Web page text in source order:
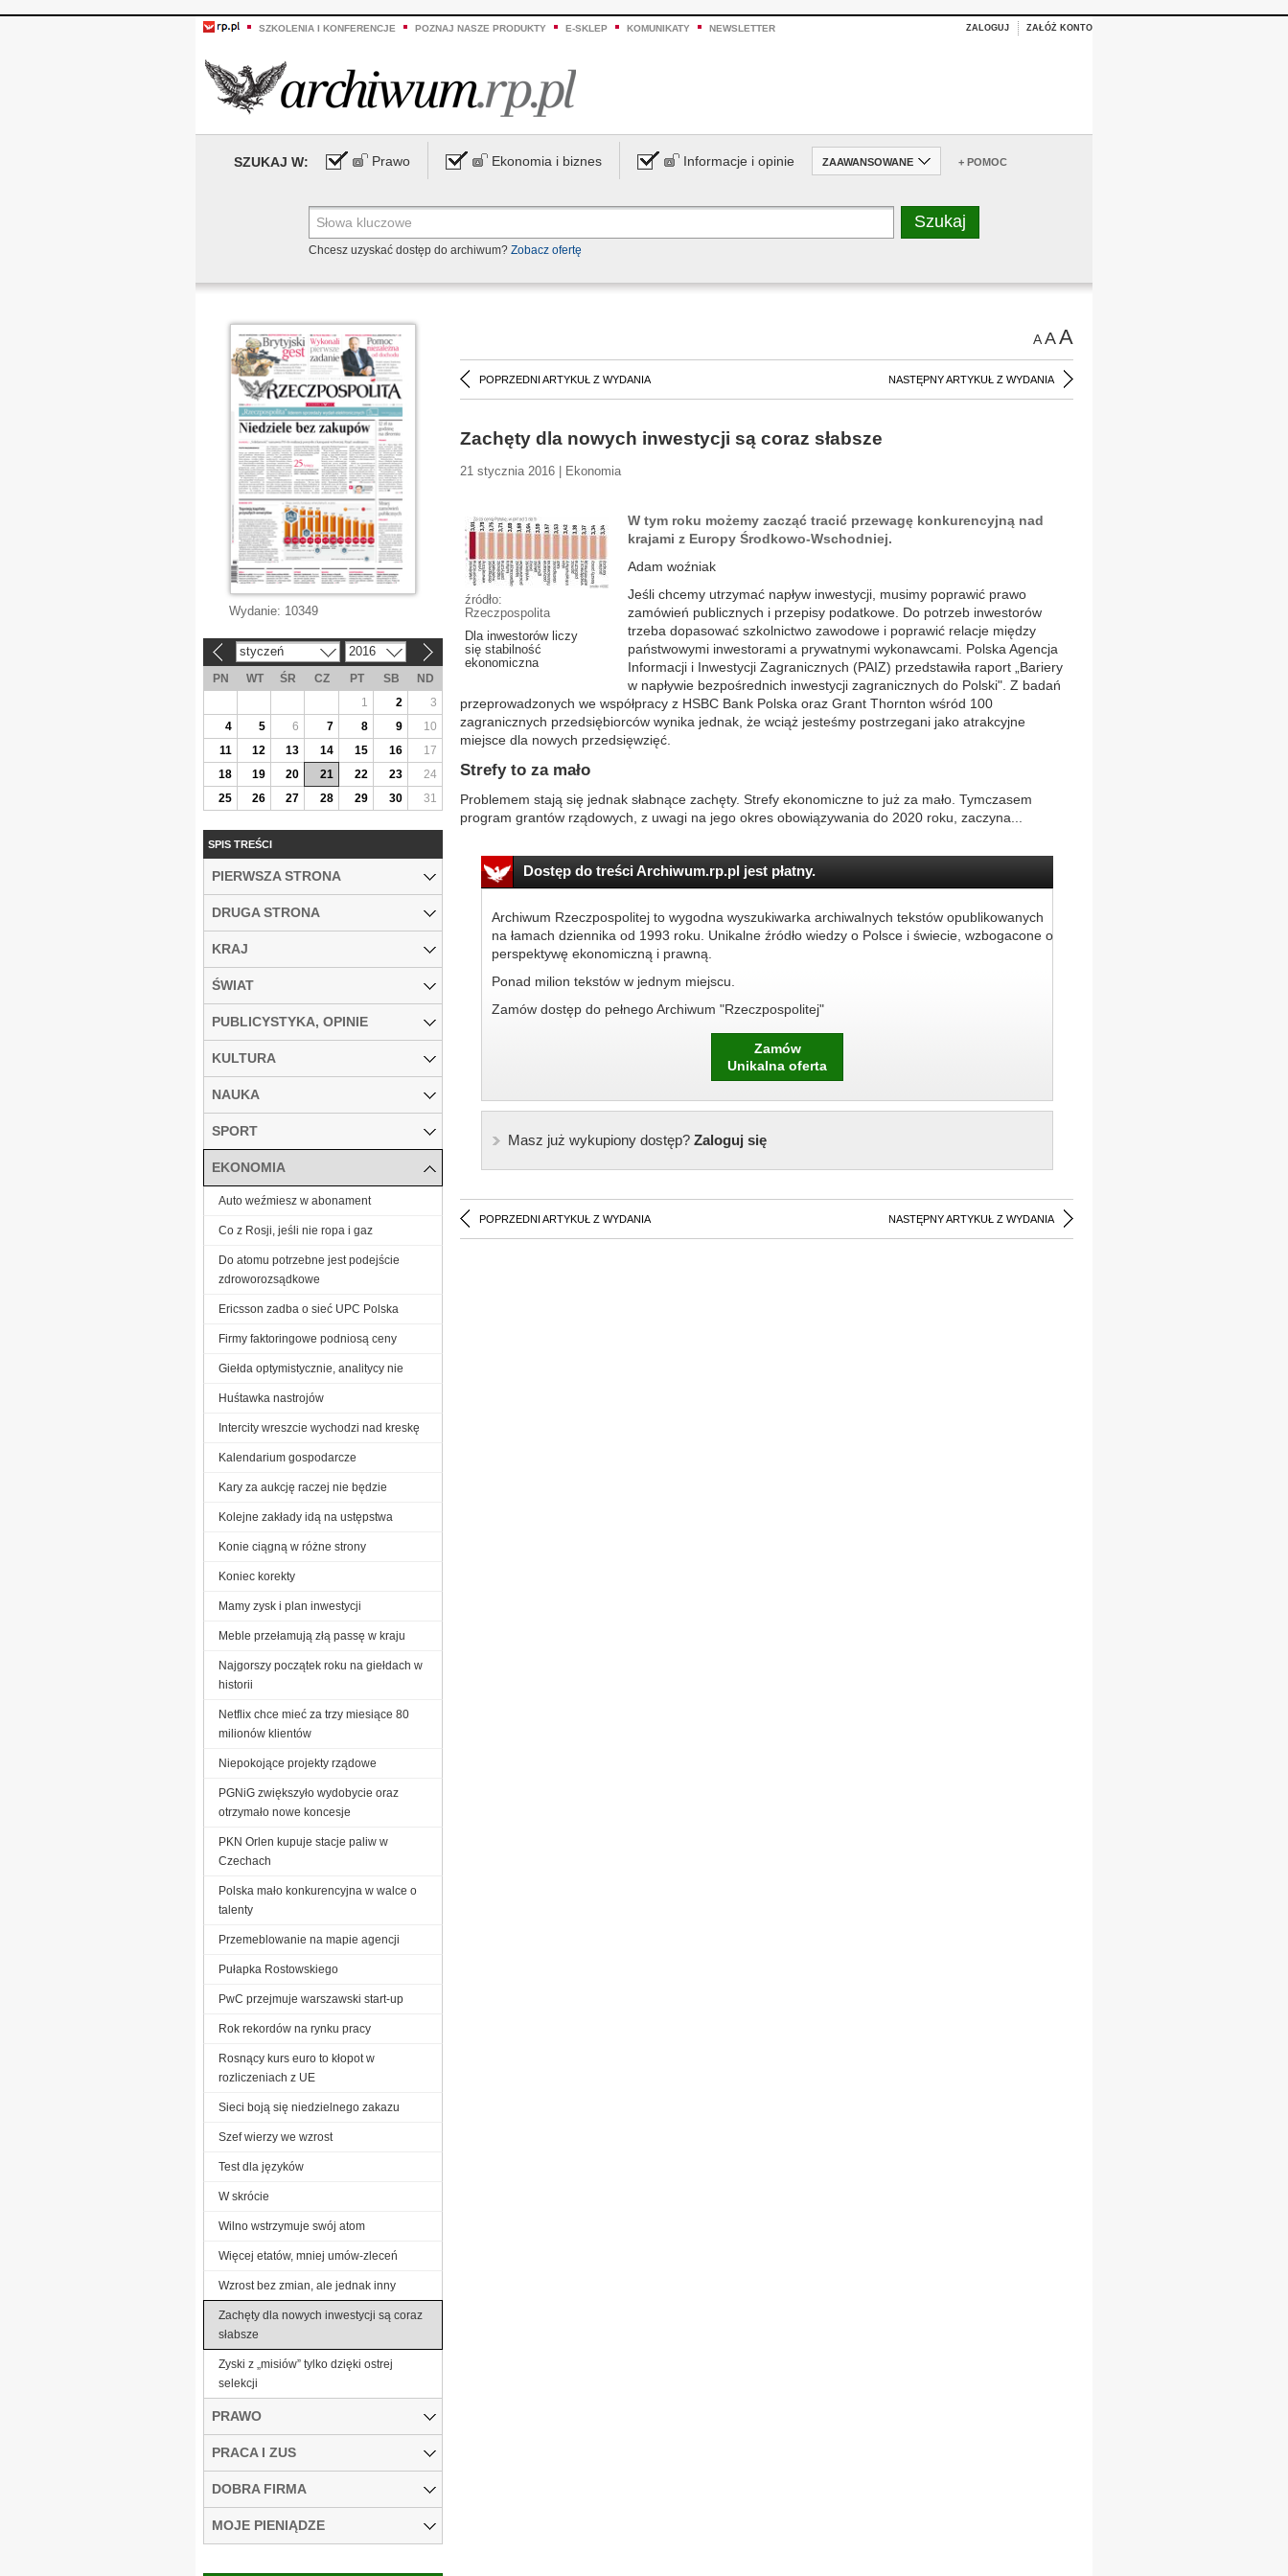
SZKOLENIA I KONFERENCJE POZNAJ NASZE PRODUKTY E-SKLEP KOMUNIKATY NEWSLETTER ZALOGUJ ZAŁÓŻ KONTO
SZUKAJ W: Prawo Ekonomia i biznes Informacje i opinie ZAAWANSOWANE + POMOC
Chcesz uzyskać dostęp do archiwum? Zobacz ofertę
AAA
POPRZEDNI ARTYKUŁ Z WYDANIA NASTĘPNY ARTYKUŁ Z WYDANIA
Zachęty dla nowych inwestycji są coraz słabsze
21 stycznia 2016 | Ekonomia
źródło:
Rzeczpospolita
Dla inwestorów liczy
się stabilność
ekonomiczna
W tym roku możemy zacząć tracić przewagę konkurencyjną nad
krajami z Europy Środkowo-Wschodniej.
Adam woźniak
Jeśli chcemy utrzymać napływ inwestycji, musimy poprawić prawo
zamówień publicznych i przepisy podatkowe. Do potrzeb inwestorów
trzeba dopasować szkolnictwo zawodowe i poprawić relacje między
państwowymi inwestorami a prywatnymi wykonawcami. Polska Agencja
Informacji i Inwestycji Zagranicznych (PAIZ) przedstawiła raport „Bariery
w napływie bezpośrednich inwestycji zagranicznych do Polski". Z badań
przeprowadzonych we współpracy z HSBC Bank Polska oraz Grant Thornton wśród 100
zagranicznych przedsiębiorców wynika jednak, że wciąż jesteśmy postrzegani jako atrakcyjne
miejsce dla nowych przedsięwzięć.
Strefy to za mało
Problemem stają się jednak słabnące zachęty. Strefy ekonomiczne to już za mało. Tymczasem
program grantów rządowych, z uwagi na jego okres obowiązywania do 2020 roku, zaczyna...
Dostęp do treści Archiwum.rp.pl jest płatny.
Archiwum Rzeczpospolitej to wygodna wyszukiwarka archiwalnych tekstów opublikowanych
na łamach dziennika od 1993 roku. Unikalne źródło wiedzy o Polsce i świecie, wzbogacone o
perspektywę ekonomiczną i prawną.
Ponad milion tekstów w jednym miejscu.
Zamów dostęp do pełnego Archiwum "Rzeczpospolitej"
Zamów
Unikalna oferta
Masz już wykupiony dostęp?Zaloguj się
POPRZEDNI ARTYKUŁ Z WYDANIA NASTĘPNY ARTYKUŁ Z WYDANIA
Wydanie: 10349
styczeń 2016
PN WT ŚR CZ PT SB
ND
1
2
3
4
5 6 7 8 9
10
11
12 13 14 15 16
17
18
19 20 21 22 23
24
25
26 27 28 29 30 31
SPIS TREŚCI
PIERWSZA STRONA
DRUGA STRONA
KRAJ
ŚWIAT
PUBLICYSTYKA, OPINIE
KULTURA
NAUKA
SPORT
EKONOMIA
Auto weźmiesz w abonament
Co z Rosji, jeśli nie ropa i gaz
Do atomu potrzebne jest podejście
zdroworozsądkowe
Ericsson zadba o sieć UPC Polska
Firmy faktoringowe podniosą ceny
Giełda optymistycznie, analitycy nie
Huśtawka nastrojów
Intercity wreszcie wychodzi nad kreskę
Kalendarium gospodarcze
Kary za aukcję raczej nie będzie
Kolejne zakłady idą na ustępstwa
Konie ciągną w różne strony
Koniec korekty
Mamy zysk i plan inwestycji
Meble przełamują złą passę w kraju
Najgorszy początek roku na giełdach w
historii
Netflix chce mieć za trzy miesiące 80
milionów klientów
Niepokojące projekty rządowe
PGNiG zwiększyło wydobycie oraz
otrzymało nowe koncesje
PKN Orlen kupuje stacje paliw w
Czechach
Polska mało konkurencyjna w walce o
talenty
Przemeblowanie na mapie agencji
Pułapka Rostowskiego
PwC przejmuje warszawski start-up
Rok rekordów na rynku pracy
Rosnący kurs euro to kłopot w
rozliczeniach z UE
Sieci boją się niedzielnego zakazu
Szef wierzy we wzrost
Test dla języków
W skrócie
Wilno wstrzymuje swój atom
Więcej etatów, mniej umów-zleceń
Wzrost bez zmian, ale jednak inny
Zachęty dla nowych inwestycji są coraz
słabsze
Zyski z „misiów” tylko dzięki ostrej
selekcji
PRAWO
PRACA I ZUS
DOBRA FIRMA
MOJE PIENIĄDZE